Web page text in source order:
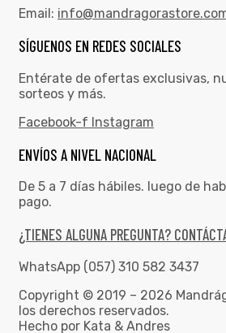
Email:
SÍGUENOS EN REDES SOCIALES
Entérate de ofertas exclusivas,
sorteos y más.
Facebook-f Instagram
ENVÍOS A NIVEL NACIONAL
De 5 a 7 días hábiles. luego de
pago.
¿TIENES ALGUNA PREGUNTA?
WhatsApp (057) 310 582 3437
Copyright © 2019 – 2026
los derechos reservados.
Hecho por Kata & Andres